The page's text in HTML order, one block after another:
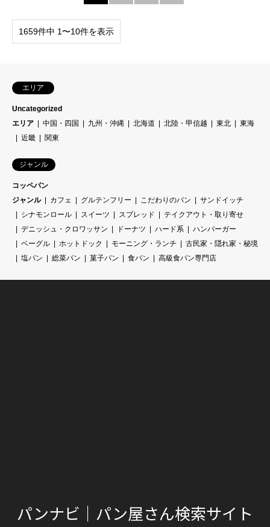
1659件中 1〜10件を表示
エリア
Uncategorized
エリア
中国・四国 九州・沖縄 北海道 北陸・甲信越 東北
東海
近畿
関東
ジャンル
コッペパン
ジャンル
カフェ グルテンフリー こだわりのパン
サンドイッチ
シナモンロール
スイーツ スプレッド
テイクアウト・取り寄せ
デニッシュ・クロワッサン
ドーナツ ハード系
ハンバーガー
ベーグル
ホットドック モーニング・ランチ
古民家・隠れ家・秘境
塩パン
総菜パン 菓子パン 食パン 高級食パン専門店
パンナビ｜パン屋さん検索サイト